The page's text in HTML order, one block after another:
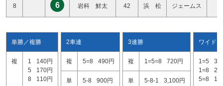
8 6 岩科 鮮太 42 浜 松 ジェームス
単勝／複勝
複 1
140円
5
170円
8
110円
2車連
複 5=8 490円
単 5-8 900円
3連勝
複 1=5=8 720円
単 5-8-1 3,100円
ワイド
1=5
1=8
5=8